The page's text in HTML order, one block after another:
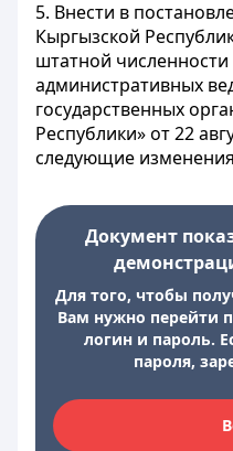
5. Внести в
Кыргызской
штатной численности
административных
государственных
Республики» от 22
следующие
Документ
Для того, чтобы
Вам нужно перейти
логин и пароль.
пароля,